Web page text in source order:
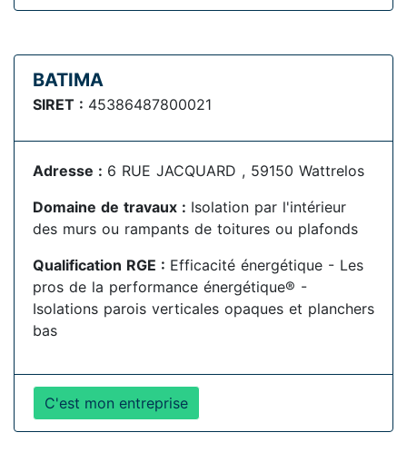
BATIMA
SIRET : 45386487800021
Adresse : 6 RUE JACQUARD , 59150 Wattrelos
Domaine de travaux : Isolation par l'intérieur
des murs ou rampants de toitures ou plafonds
Qualification RGE : Efficacité énergétique - Les
pros de la performance énergétique® -
Isolations parois verticales opaques et planchers
bas
C'est mon entreprise